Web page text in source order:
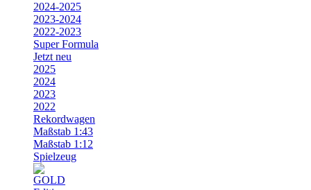
2024-2025
2023-2024
2022-2023
Super Formula
Jetzt neu
2025
2024
2023
2022
Rekordwagen
Maßstab 1:43
Maßstab 1:12
Spielzeug